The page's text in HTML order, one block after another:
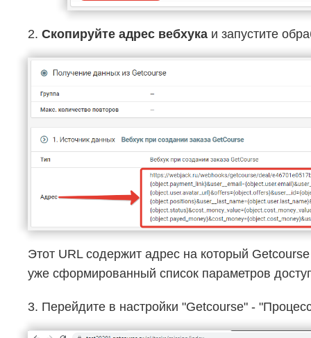
2. Скопируйте адрес вебхука и запустите
Этот URL содержит адрес на который
уже сформированный список параметров
3. Перейдите в настройки "Getcourse" -